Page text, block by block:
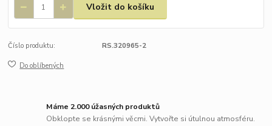
Vložit do košíku
Číslo produktu: RS.320965-2
Do oblíbených
Máme 2.000 úžasných produktů
Obklopte se krásnými věcmi. Vytvořte si útulnou atmosféru.